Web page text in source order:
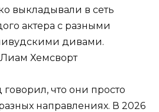
выкладывали в сеть
актера с разными
дивами.
что они просто
направлениях. В 2026